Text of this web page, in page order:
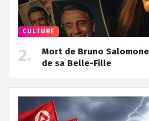
CULTURE
Mort de Bruno
de sa Belle-Fille